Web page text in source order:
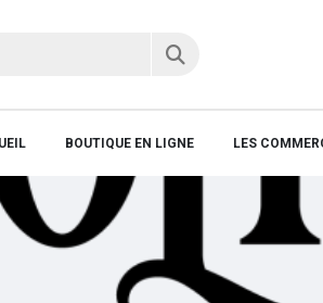
BOUTIQUE EN LIGNE LES